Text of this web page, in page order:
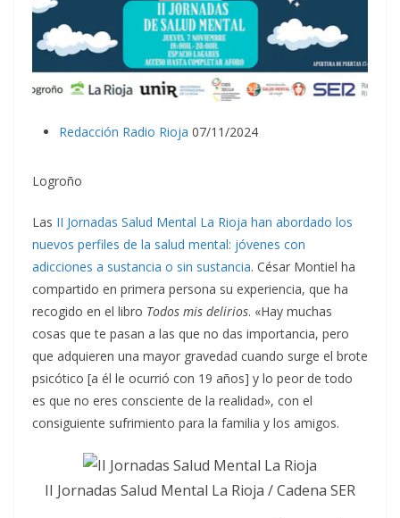
Redacción Radio Rioja 07/11/2024
Logroño
Las II Jornadas Salud Mental La Rioja han abordado los
nuevos perfiles de la salud mental: jóvenes con
adicciones a sustancia o sin sustancia. César Montiel ha
compartido en primera persona su experiencia, que ha
recogido en el libro Todos mis delirios. «Hay muchas
cosas que te pasan a las que no das importancia, pero
que adquieren una mayor gravedad cuando surge el brote
psicótico [a él le ocurrió con 19 años] y lo peor de todo
es que no eres consciente de la realidad», con el
consiguiente sufrimiento para la familia y los amigos.
II Jornadas Salud Mental La Rioja / Cadena SER